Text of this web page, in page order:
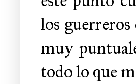
los
muy
todo lo que